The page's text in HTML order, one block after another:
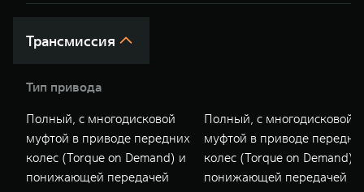
Трансмиссия
Тип привода
Полный, с многодисковой
муфтой в приводе передних
колес (Torque on Demand) и
понижающей передачей
Полный, с многодисковой
муфтой в приводе
колес (Torque on Demand) и
понижающей передачей